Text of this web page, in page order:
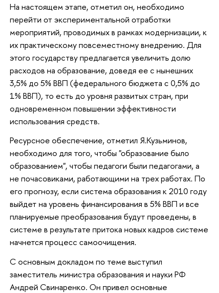
На настоящем этапе, отметил он, необходимо
перейти от экспериментальной отработки
мероприятий, проводимых в рамках модернизации, к
их практическому повсеместному внедрению. Для
этого государству предлагается увеличить долю
расходов на образование, доведя ее с нынешних
3,5% до 5% ВВП (федерального бюджета с 0,5% до
1% ВВП), то есть до уровня развитых стран, при
одновременном повышении эффективности
использования средств.
Ресурсное обеспечение, отметил Я.Кузьминов,
необходимо для того, чтобы "образование было
образованием", чтобы педагоги были педагогами, а
не почасовиками, работающими на трех работах. По
его прогнозу, если система образования к 2010 году
выйдет на уровень финансирования в 5% ВВП и все
планируемые преобразования будут проведены, в
системе в результате притока новых кадров системе
начнется процесс самоочищения.
С основным докладом по теме выступил
заместитель министра образования и науки РФ
Андрей Свинаренко. Он привел основные